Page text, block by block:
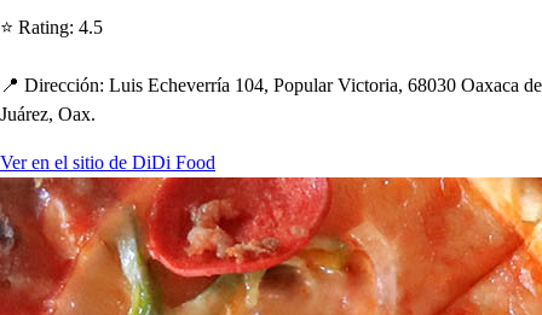
⭐ Rating: 4.5
📍 Dirección: Luis Echeverría 104, Popular Victoria, 68030 Oaxaca de
Juárez, Oax.
Ver en el sitio de DiDi Food